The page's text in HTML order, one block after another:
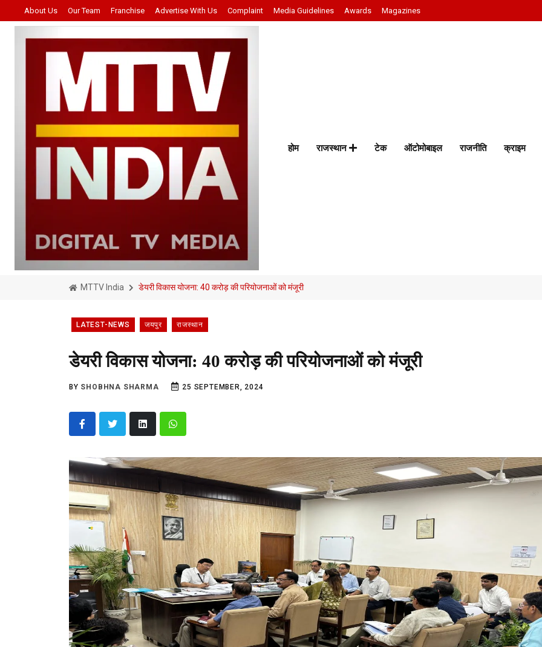
About Us Our Team Franchise Advertise With Us Complaint Media Guidelines Awards Magazines
होम राजस्थान टेक ऑटोमोबाइल राजनीति क्राइम
MTTV India डेयरी विकास योजना: 40 करोड़ की परियोजनाओं को मंजूरी
LATEST-NEWS जयपुर राजस्थान
डेयरी विकास योजना: 40 करोड़ की परियोजनाओं को मंजूरी
BY SHOBHNA SHARMA 25 SEPTEMBER, 2024